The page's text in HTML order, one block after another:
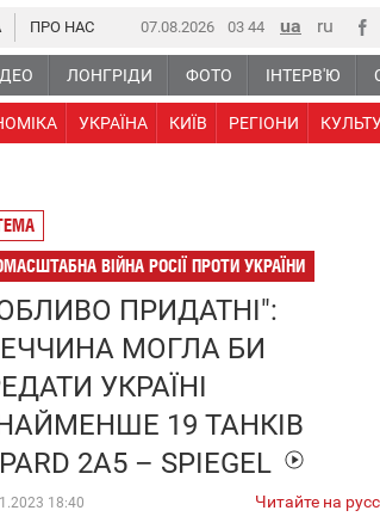
07.08.2026 03 44
ЛОНГРІДИ ФОТО ІНТЕРВ'Ю
УКРАЇНА КИЇВ РЕГІОНИ
ПРО НАС
ВІЙНА РОСІЇ ПРОТИ УКРАЇНИ
ПРИДАТНІ":
МОГЛА БИ
УКРАЇНІ
19 ТАНКІВ
2A5 – SPIEGEL
18:40 Читайте на